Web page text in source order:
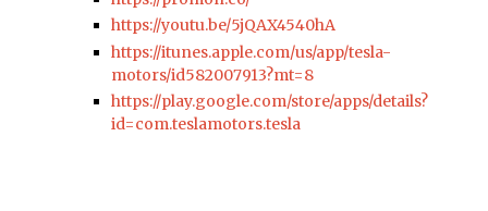
https://youtu.be/5jQAX4540hA
https://itunes.apple.com/us/app/tesla-
motors/id582007913?mt=8
https://play.google.com/store/apps/details?
id=com.teslamotors.tesla